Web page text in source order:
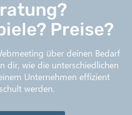
Preise?
über deinen Bedarf
dir, wie die unterschiedlichen
Unternehmen effizient
werden.